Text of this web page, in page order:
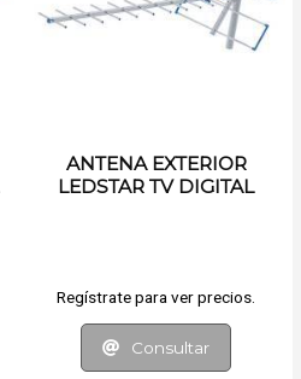
ANTENA EXTERIOR
LEDSTAR TV DIGITAL
Regístrate para ver precios.
Consultar